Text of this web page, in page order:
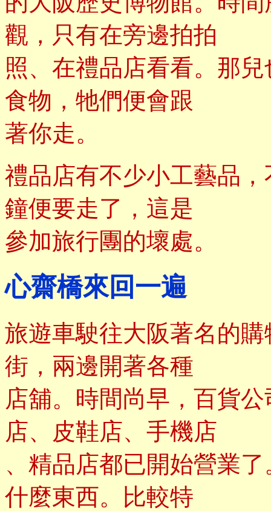
觀，只有在旁邊拍拍
照、在禮品店看看。那
食物，牠們便會跟
著你走。
禮品店有不少小工藝品
鐘便要走了，這是
參加旅行團的壞處。
心齋橋來回一遍
旅遊車駛往大阪著名的
街，兩邊開著各種
店舖。時間尚早，百貨
店、皮鞋店、手機店
、精品店都已開始營業
什麼東西。比較特